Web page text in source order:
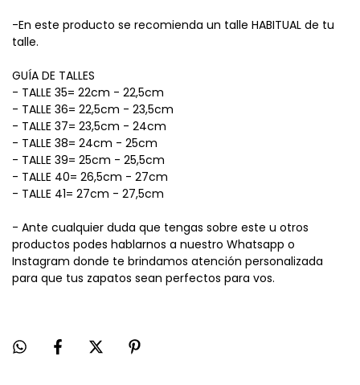
-En este producto se recomienda un talle HABITUAL de tu
talle.
GUÍA DE TALLES
- TALLE 35= 22cm - 22,5cm
- TALLE 36= 22,5cm - 23,5cm
- TALLE 37= 23,5cm - 24cm
- TALLE 38= 24cm - 25cm
- TALLE 39= 25cm - 25,5cm
- TALLE 40= 26,5cm - 27cm
- TALLE 41= 27cm - 27,5cm
- Ante cualquier duda que tengas sobre este u otros
productos podes hablarnos a nuestro Whatsapp o
Instagram donde te brindamos atención personalizada
para que tus zapatos sean perfectos para vos.